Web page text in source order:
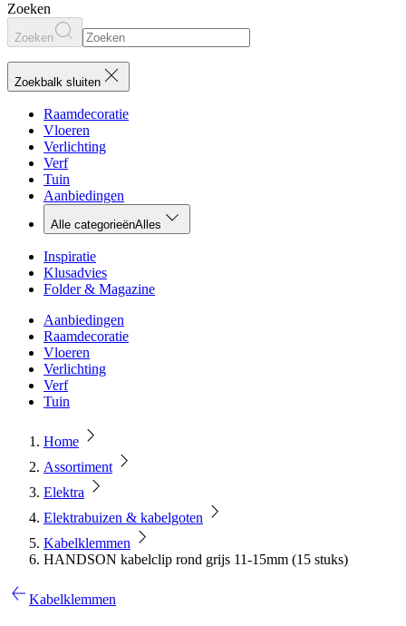
Zoeken
Zoeken
Zoekbalk sluiten
Raamdecoratie
Vloeren
Verlichting
Verf
Tuin
Aanbiedingen
Alle categorieënAlles
Inspiratie
Klusadvies
Folder & Magazine
Aanbiedingen
Raamdecoratie
Vloeren
Verlichting
Verf
Tuin
Home
Assortiment
Elektra
Elektrabuizen & kabelgoten
Kabelklemmen
HANDSON kabelclip rond grijs 11-15mm (15 stuks)
Kabelklemmen